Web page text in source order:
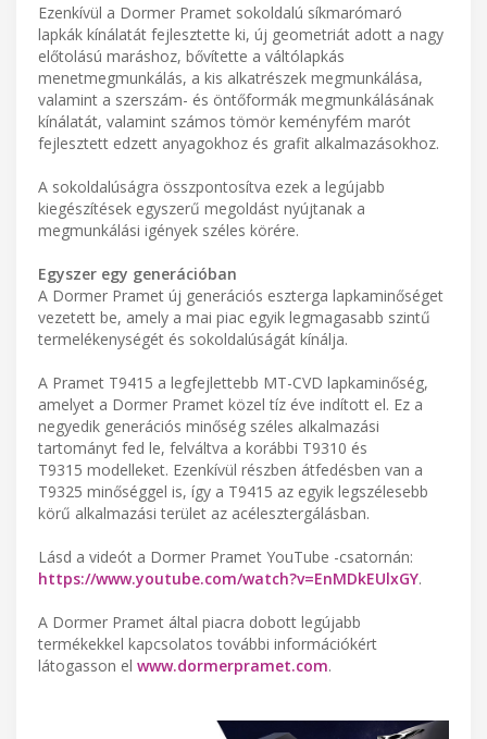
Ezenkívül a Dormer Pramet sokoldalú síkmarómaró
lapkák kínálatát fejlesztette ki, új geometriát adott a nagy
előtolású maráshoz, bővítette a váltólapkás
menetmegmunkálás, a kis alkatrészek megmunkálása,
valamint a szerszám- és öntőformák megmunkálásának
kínálatát, valamint számos tömör keményfém marót
fejlesztett edzett anyagokhoz és grafit alkalmazásokhoz.
A sokoldalúságra összpontosítva ezek a legújabb
kiegészítések egyszerű megoldást nyújtanak a
megmunkálási igények széles körére.
Egyszer egy generációban
A Dormer Pramet új generációs eszterga lapkaminőséget
vezetett be, amely a mai piac egyik legmagasabb szintű
termelékenységét és sokoldalúságát kínálja.
A Pramet T9415 a legfejlettebb MT-CVD lapkaminőség,
amelyet a Dormer Pramet közel tíz éve indított el. Ez a
negyedik generációs minőség széles alkalmazási
tartományt fed le, felváltva a korábbi T9310 és
T9315 modelleket. Ezenkívül részben átfedésben van a
T9325 minőséggel is, így a T9415 az egyik legszélesebb
körű alkalmazási terület az acélesztergálásban.
Lásd a videót a Dormer Pramet YouTube -csatornán:
https://www.youtube.com/watch?v=EnMDkEUlxGY.
A Dormer Pramet által piacra dobott legújabb
termékekkel kapcsolatos további információkért
látogasson el www.dormerpramet.com.